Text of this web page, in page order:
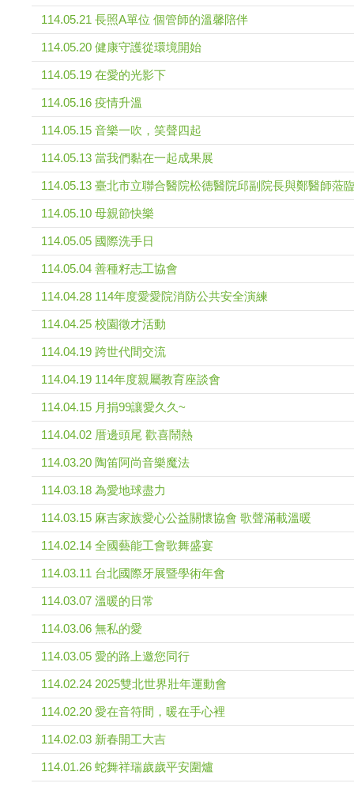
114.05.21 長照A單位 個管師的溫馨陪伴
114.05.20 健康守護從環境開始
114.05.19 在愛的光影下
114.05.16 疫情升溫
114.05.15 音樂一吹，笑聲四起
114.05.13 當我們黏在一起成果展
114.05.13 臺北市立聯合醫院松德醫院邱副院長與鄭醫師蒞
114.05.10 母親節快樂
114.05.05 國際洗手日
114.05.04 善種籽志工協會
114.04.28 114年度愛愛院消防公共安全演練
114.04.25 校園徵才活動
114.04.19 跨世代間交流
114.04.19 114年度親屬教育座談會
114.04.15 月捐99讓愛久久~
114.04.02 厝邊頭尾 歡喜鬧熱
114.03.20 陶笛阿尚音樂魔法
114.03.18 為愛地球盡力
114.03.15 麻吉家族愛心公益關懷協會 歌聲滿載溫暖
114.02.14 全國藝能工會歌舞盛宴
114.03.11 台北國際牙展暨學術年會
114.03.07 溫暖的日常
114.03.06 無私的愛
114.03.05 愛的路上邀您同行
114.02.24 2025雙北世界壯年運動會
114.02.20 愛在音符間，暖在手心裡
114.02.03 新春開工大吉
114.01.26 蛇舞祥瑞歲歲平安圍爐